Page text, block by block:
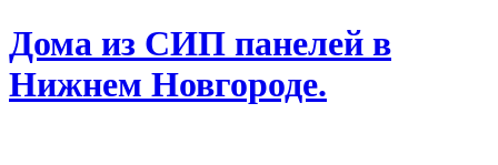
Дома из СИП панелей в
Нижнем Новгороде.